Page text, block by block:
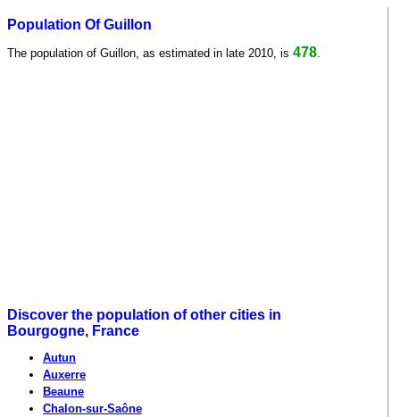
Population Of Guillon
The population of Guillon, as estimated in late 2010, is 478
Discover the population of other cities in
Bourgogne, France
Autun
Auxerre
Beaune
Chalon-sur-Saône